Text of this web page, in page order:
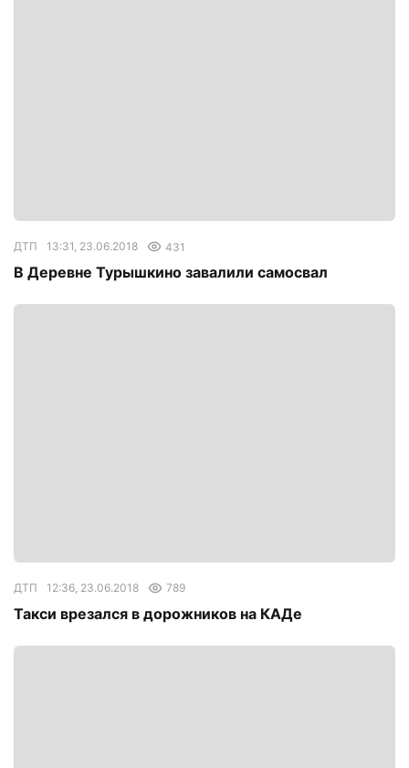
ДТП 13:31, 23.06.2018 431
В Деревне Турышкино завалили самосвал
ДТП 12:36, 23.06.2018 789
Такси врезался в дорожников на КАДе